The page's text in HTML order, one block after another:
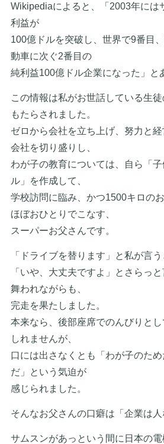
Wikipediaによると、「2003年には
利益が
100億ドルを突破し、世界で9番目
動車に次ぐ2番目の
純利益100億ドル企業になった」と
この情報は私がお世話している生
もたらされました。
ゼロから会社を立ち上げ、努力と
会社を切り盛りし、
わが子の教育については、自ら「
ル」を作成して、
学校訪問に臨み、かつ1500キロの
ほぼおひとりでこなす、
スーパーお父さんです。
「ドライブを替ります」と私が言う
「いや、大丈夫ですよ」とさらっ
舞われながらも、
完走を果たしました。
本来なら、後部座席でのんびりと
しれませんが、
口には出さなくとも「わが子のた
だ」という気迫が
感じられました。
そんなお父さんの口癖は「企業は人
サムスンがあっという間に日本の